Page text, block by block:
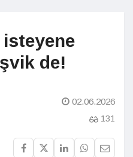
de!
02.06.2026
131